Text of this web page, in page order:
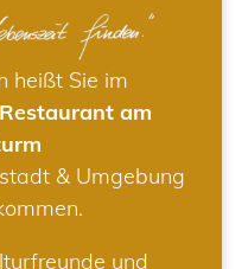
heißt Sie im
am
& Umgebung
und